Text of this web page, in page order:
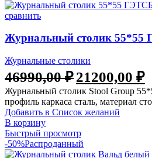
сравнить
Журнальный столик 55*55
Журнальные столики
46990,00₽21200,00 ₽
Журнальный столик Stool Group
профиль каркаса сталь, материал
Добавить в Список желаний
В корзину
Быстрый просмотр
-50%Распроданный